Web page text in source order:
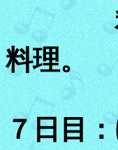
私は荷
料理。
７日目